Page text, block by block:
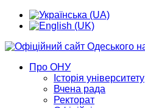
Про ОНУ
Історія університету
Вчена рада
Ректорат